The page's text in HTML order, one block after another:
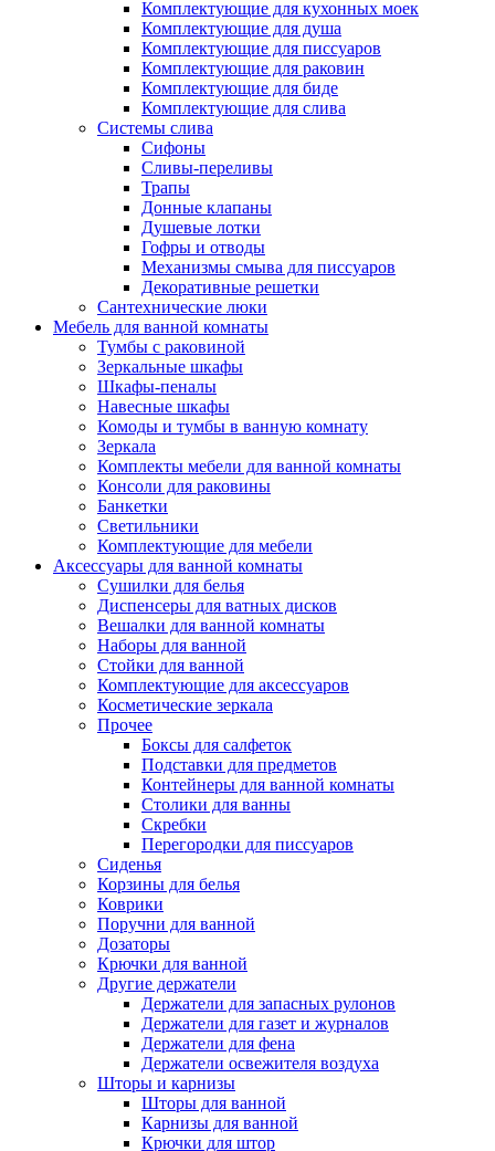
Комплектующие для кухонных моек
Комплектующие для душа
Комплектующие для писсуаров
Комплектующие для раковин
Комплектующие для биде
Комплектующие для слива
Системы слива
Сифоны
Сливы-переливы
Трапы
Донные клапаны
Душевые лотки
Гофры и отводы
Механизмы смыва для писсуаров
Декоративные решетки
Сантехнические люки
Мебель для ванной комнаты
Тумбы с раковиной
Зеркальные шкафы
Шкафы-пеналы
Навесные шкафы
Комоды и тумбы в ванную комнату
Зеркала
Комплекты мебели для ванной комнаты
Консоли для раковины
Банкетки
Светильники
Комплектующие для мебели
Аксессуары для ванной комнаты
Сушилки для белья
Диспенсеры для ватных дисков
Вешалки для ванной комнаты
Наборы для ванной
Стойки для ванной
Комплектующие для аксессуаров
Косметические зеркала
Прочее
Боксы для салфеток
Подставки для предметов
Контейнеры для ванной комнаты
Столики для ванны
Скребки
Перегородки для писсуаров
Сиденья
Корзины для белья
Коврики
Поручни для ванной
Дозаторы
Крючки для ванной
Другие держатели
Держатели для запасных рулонов
Держатели для газет и журналов
Держатели для фена
Держатели освежителя воздуха
Шторы и карнизы
Шторы для ванной
Карнизы для ванной
Крючки для штор